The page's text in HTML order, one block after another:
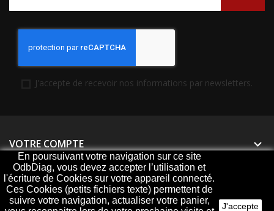
J'accepte de recevoir nos informations par newsletters.
VOTRE COMPTE 
PRODUITS
NOTRE SOCIÉTÉ 
En poursuivant votre navigation sur ce site
OdbDiag, vous devez accepter l’utilisation et
l'écriture de Cookies sur votre appareil connecté.
Ces Cookies (petits fichiers texte) permettent de
suivre votre navigation, actualiser votre panier,
J'accepte